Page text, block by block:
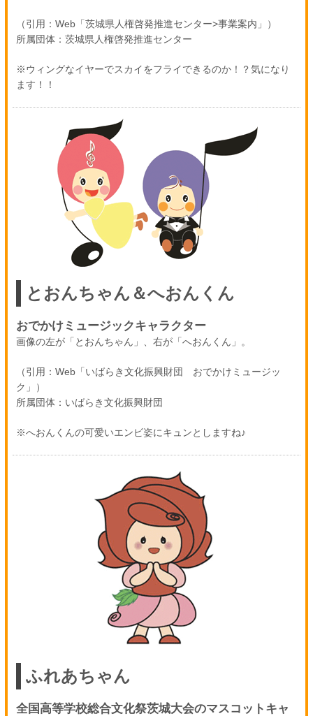
（引用：Web「茨城県人権啓発推進センター>事業案内」）
所属団体：茨城県人権啓発推進センター
※ウィングなイヤーでスカイをフライできるのか！？気になり
ます！！
とおんちゃん＆へおんくん
おでかけミュージックキャラクター
画像の左が「とおんちゃん」、右が「へおんくん」。
（引用：Web「いばらき文化振興財団 おでかけミュージッ
ク」）
所属団体：いばらき文化振興財団
※へおんくんの可愛いエンビ姿にキュンとしますね♪
ふれあちゃん
全国高等学校総合文化祭茨城大会のマスコットキャ